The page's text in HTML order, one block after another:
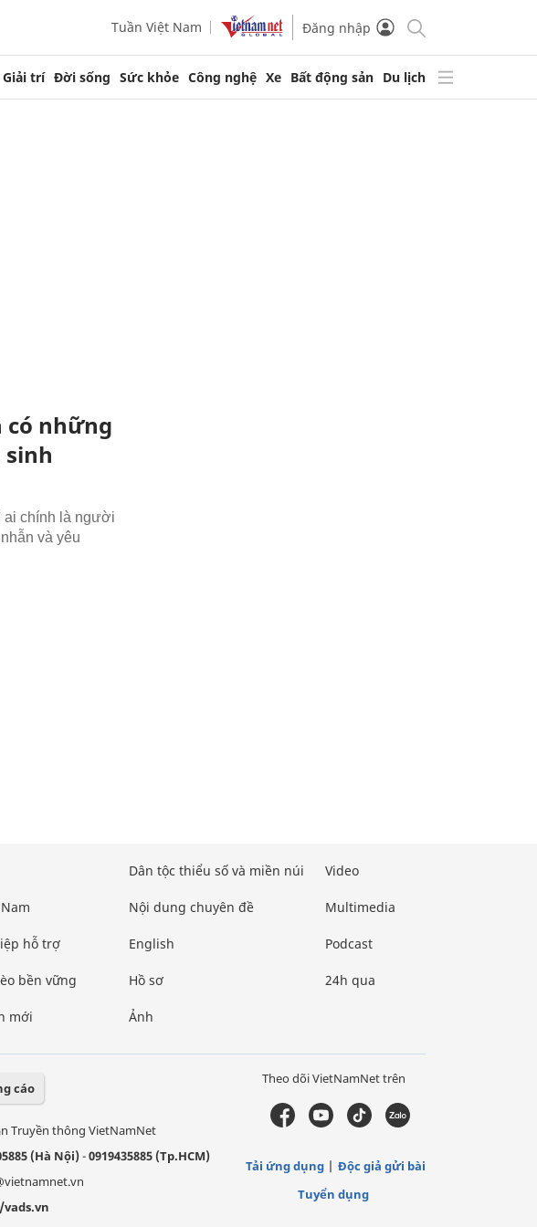
Tuần Việt Nam Đăng nhập
Giải trí Đời sống Sức khỏe Công nghệ Xe Bất động sản Du lịch
có những
ai chính là người
và yêu
hỗ trợ
bền vững
mới
Dân tộc thiểu số và miền núi
Nội dung chuyên đề
English
Hồ sơ
Ảnh
Video
Multimedia
Podcast
24h qua
cáo
Truyền thông VietNamNet
(Hà Nội)-0919435885 (Tp.HCM)
Theo dõi VietNamNet trên
Tải ứng dụng
Độc giả gửi bài
Tuyển dụng